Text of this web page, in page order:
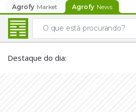
Agrofy Market Agrofy News
Destaque do dia: